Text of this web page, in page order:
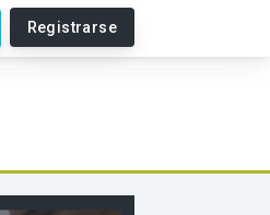
Registrarse